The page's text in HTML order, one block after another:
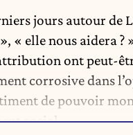
jours autour de
« elle nous aidera
ont peut-
corrosive dans
de pouvoir
social.